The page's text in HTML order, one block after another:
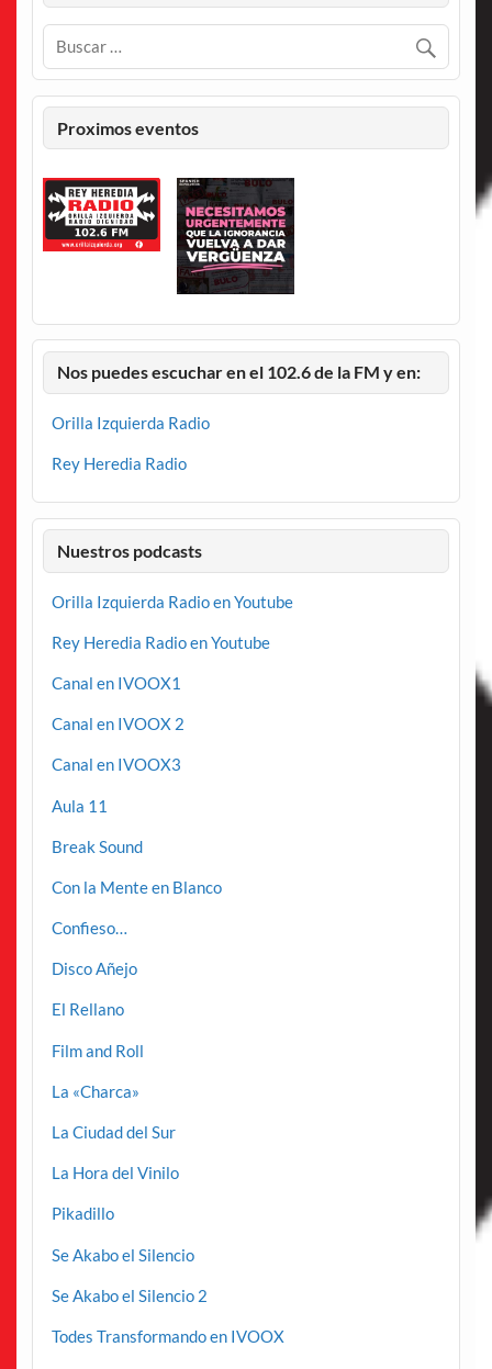
Proximos eventos
Nos puedes escuchar en el 102.6 de la FM y en:
Orilla Izquierda Radio
Rey Heredia Radio
Nuestros podcasts
Orilla Izquierda Radio en Youtube
Rey Heredia Radio en Youtube
Canal en IVOOX1
Canal en IVOOX 2
Canal en IVOOX3
Aula 11
Break Sound
Con la Mente en Blanco
Confieso…
Disco Añejo
El Rellano
Film and Roll
La «Charca»
La Ciudad del Sur
La Hora del Vinilo
Pikadillo
Se Akabo el Silencio
Se Akabo el Silencio 2
Todes Transformando en IVOOX